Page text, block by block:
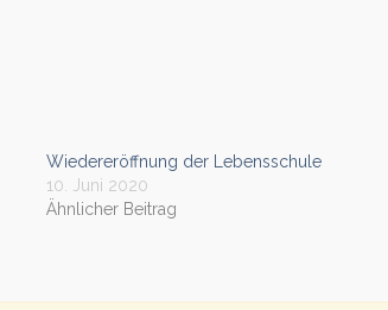
Wiedereröffnung der Lebensschule
10. Juni 2020
Ähnlicher Beitrag